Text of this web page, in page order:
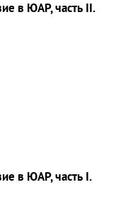
в ЮАР, часть II.
в ЮАР, часть I.